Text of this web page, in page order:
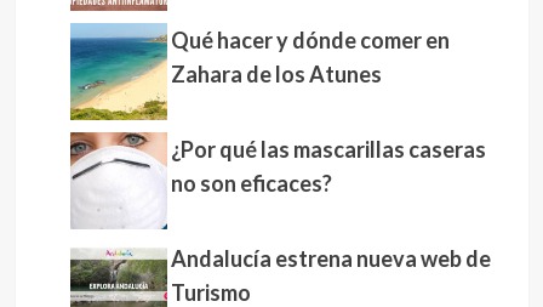
Qué hacer y dónde comer en
Zahara de los Atunes
¿Por qué las mascarillas caseras
no son eficaces?
Andalucía estrena nueva web de
Turismo